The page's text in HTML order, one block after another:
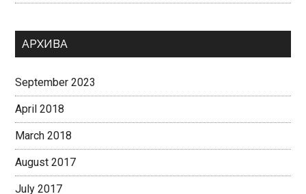
АРХИВА
September 2023
April 2018
March 2018
August 2017
July 2017